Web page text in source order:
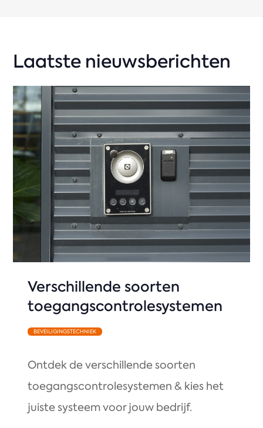
Laatste nieuwsberichten
Verschillende soorten
toegangscontrolesystemen
BEVEILIGINGSTECHNIEK
Ontdek de verschillende soorten
toegangscontrolesystemen & kies het
juiste systeem voor jouw bedrijf.